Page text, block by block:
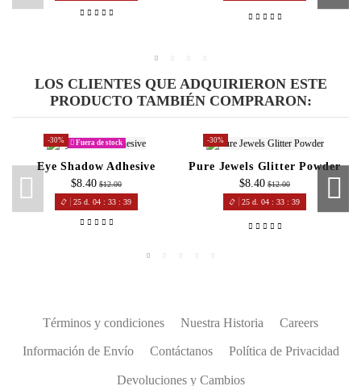
LOS CLIENTES QUE ADQUIRIERON ESTE
PRODUCTO TAMBIÉN COMPRARON:
-30% Fuera de stock
Eye Shadow Adhesive
$8.40 $12.00
25 d. 04 :33 :39
-30%
Pure Jewels Glitter Powder
$8.40 $12.00
25 d. 04 :33 :39
Términos y condiciones Nuestra Historia Careers
Información de Envío Contáctanos Política de Privacidad
Devoluciones y Cambios